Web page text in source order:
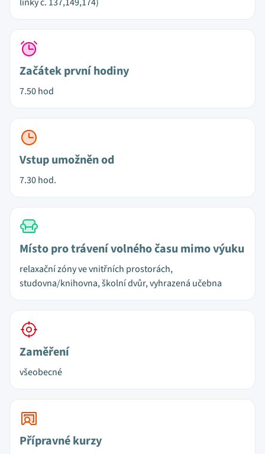
Začátek první hodiny
7.50 hod
Vstup umožněn od
7.30 hod.
Místo pro trávení volného času mimo výuku
relaxační zóny ve vnitřních prostorách,
studovna/knihovna, školní dvůr, vyhrazená učebna
Zaměření
všeobecné
Přípravné kurzy